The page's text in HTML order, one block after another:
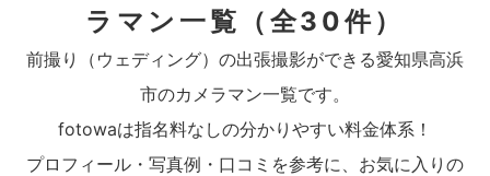
ラマン一覧
（全30件）
前撮り（ウェディング）の出張撮影ができる愛知県高浜
市のカメラマン一覧です。
fotowaは指名料なしの分かりやすい料金体系！
プロフィール・写真例・口コミを参考に、お気に入りの